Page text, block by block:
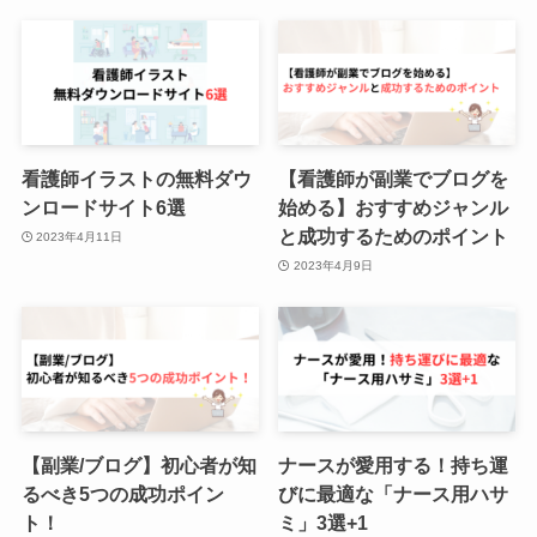
看護師イラストの無料ダウ
ンロードサイト6選
2023年4月11日
【看護師が副業でブログを
始める】おすすめジャンル
と成功するためのポイント
2023年4月9日
【副業/ブログ】初心者が知
るべき5つの成功ポイン
ト！
ナースが愛用する！持ち運
びに最適な「ナース用ハサ
ミ」3選+1